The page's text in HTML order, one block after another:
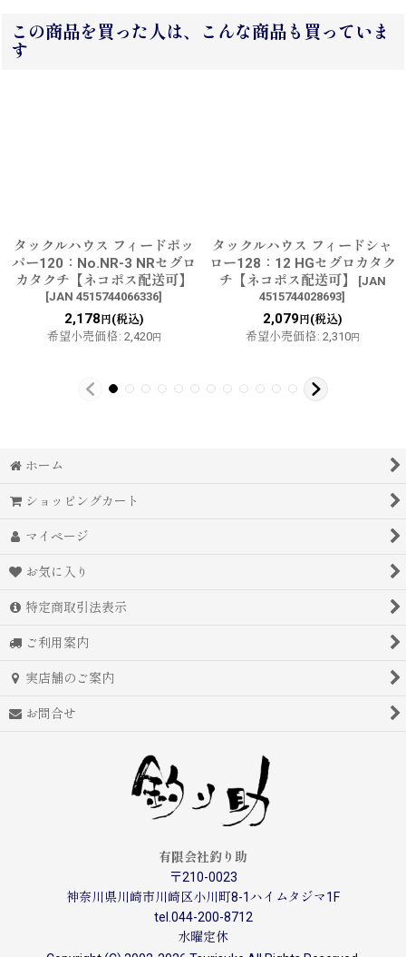
この商品を買った人は、こんな商品も買っていま
す
タックルハウス フィードポッ
パー120：No.NR-3 NRセグロ
カタクチ【ネコポス配送可】
[JAN 4515744066336]
2,178 円(税込)
希望小売価格: 2,420円
タックルハウス フィードシャ
ロー128：12 HGセグロカタク
チ【ネコポス配送可】
[JAN
4515744028693]
2,079円(税込)
希望小売価格: 2,310円
ホーム
ショッピングカート
マイページ
お気に入り
特定商取引法表示
ご利用案内
実店舗のご案内
お問合せ
有限会社釣り助
〒210-0023
神奈川県川崎市川崎区小川町8-1ハイムタジマ1F
tel.044-200-8712
水曜定休